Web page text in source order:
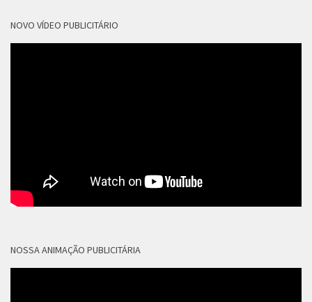
NOVO VÍDEO PUBLICITÁRIO
NOSSA ANIMAÇÃO PUBLICITÁRIA